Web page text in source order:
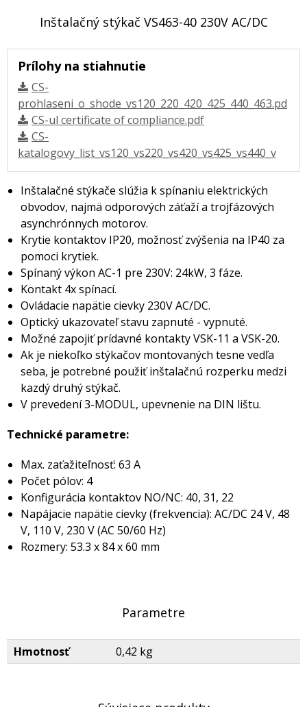
Inštalačný stýkač VS463-40 230V AC/DC
Prílohy na stiahnutie
CS-
prohlaseni_o_shode_vs120_220_420_425_440_463.pd
CS-ul certificate of compliance.pdf
CS-
katalogovy_list_vs120_vs220_vs420_vs425_vs440_v
Inštalačné stýkače slúžia k spínaniu elektrických
obvodov, najmä odporových záťaží a trojfázových
asynchrónnych motorov.
Krytie kontaktov IP20, možnosť zvýšenia na IP40 za
pomoci krytiek.
Spínaný výkon AC-1 pre 230V: 24kW, 3 fáze.
Kontakt 4x spínací.
Ovládacie napätie cievky 230V AC/DC.
Optický ukazovateľ stavu zapnuté - vypnuté.
Možné zapojiť prídavné kontakty VSK-11 a VSK-20.
Ak je niekoľko stýkačov montovaných tesne vedľa
seba, je potrebné použiť inštalačnú rozperku medzi
kazdý druhý stýkač.
V prevedení 3-MODUL, upevnenie na DIN lištu.
Technické parametre:
Max. zaťažiteľnosť: 63 A
Počet pólov: 4
Konfigurácia kontaktov NO/NC: 40, 31, 22
Napájacie napätie cievky (frekvencia): AC/DC 24 V, 48
V, 110 V, 230 V (AC 50/60 Hz)
Rozmery: 53.3 x 84 x 60 mm
Parametre
Hmotnosť 0,42 kg